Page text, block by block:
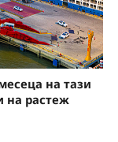
на тази
на растеж